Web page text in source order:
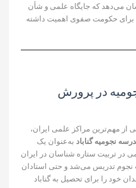
می‌دهد که جایگاه علمی و شأن
برای حکومت صفوی اهمیت داشته
در پرورش
از مهم‌ترین مراکز علمی ایران،
نجومیه گناباد به‌عنوان یک
تربیت ستاره شناسان در ایران
نجوم تدریس می‌شد و حتی استادان
خود را برای تحصیل به گناباد